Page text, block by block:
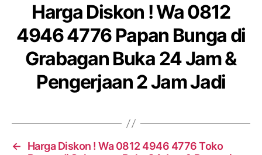
Harga Diskon ! Wa 0812
4946 4776 Papan Bunga di
Grabagan Buka 24 Jam &
Pengerjaan 2 Jam Jadi
←
Harga Diskon ! Wa 0812 4946 4776 Toko